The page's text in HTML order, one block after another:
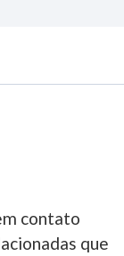
contato
que